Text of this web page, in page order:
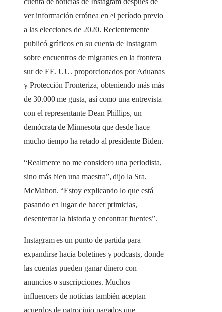
cuenta de noticias de Instagram después de
ver información errónea en el período previo
a las elecciones de 2020. Recientemente
publicó gráficos en su cuenta de Instagram
sobre encuentros de migrantes en la frontera
sur de EE. UU. proporcionados por Aduanas
y Protección Fronteriza, obteniendo más más
de 30.000 me gusta, así como una entrevista
con el representante Dean Phillips, un
demócrata de Minnesota que desde hace
mucho tiempo ha retado al presidente Biden.
“Realmente no me considero una periodista,
sino más bien una maestra”, dijo la Sra.
McMahon. “Estoy explicando lo que está
pasando en lugar de hacer primicias,
desenterrar la historia y encontrar fuentes”.
Instagram es un punto de partida para
expandirse hacia boletines y podcasts, donde
las cuentas pueden ganar dinero con
anuncios o suscripciones. Muchos
influencers de noticias también aceptan
acuerdos de patrocinio pagados que